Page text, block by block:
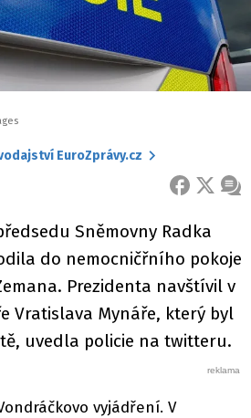
EuroZprávy.cz
FACEBOOK
X
Sněmovny Radka
do nemocničřního pokoje
Prezidenta navštívil v
Vratislava Mynáře, který byl
uvedla policie na twitteru.
vyjádření. V